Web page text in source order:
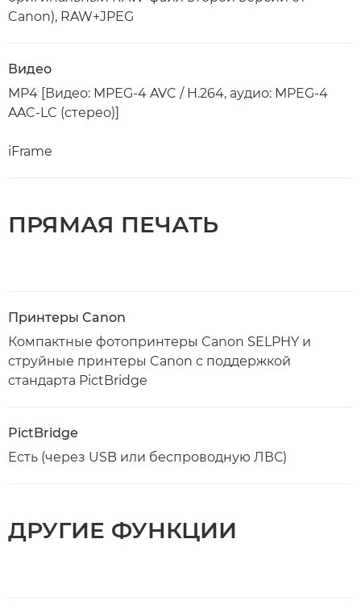
Canon), RAW+JPEG
Видео
MP4 [Видео: MPEG-4 AVC / H.264, аудио: MPEG-4
AAC-LC (стерео)]
iFrame
ПРЯМАЯ ПЕЧАТЬ
Принтеры Canon
Компактные фотопринтеры Canon SELPHY и
струйные принтеры Canon с поддержкой
стандарта PictBridge
PictBridge
Есть (через USB или беспроводную ЛВС)
ДРУГИЕ ФУНКЦИИ